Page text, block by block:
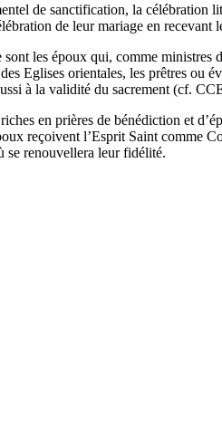
de sanctification, la
de leur mariage en recevant
les époux qui, comme
Eglises orientales, les prêtres ou
à la validité du sacrement (cf.
en prières de bénédiction et
reçoivent l’Esprit Saint comme
se renouvellera leur fidélité.